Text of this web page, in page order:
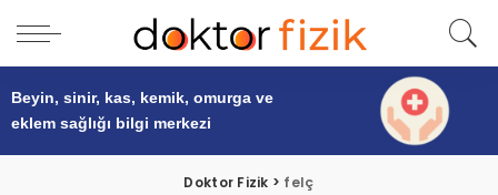
Beyin, sinir, kas, kemik, omurga ve
eklem sağlığı bilgi merkezi
Doktor Fizik > felç